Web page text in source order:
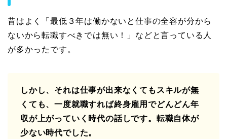
昔はよく「最低３年は働かないと仕事の全容が分から
ないから転職すべきでは無い！」などと言っている人
が多かったです。
しかし、それは仕事が出来なくてもスキルが無
くても、一度就職すれば終身雇用でどんどん年
収が上がっていく時代の話しです。転職自体が
少ない時代でした。